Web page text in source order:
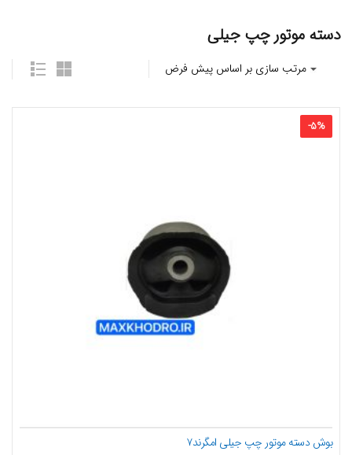
دسته موتور چپ جیلی
-5%
بوش دسته موتور چپ جیلی امگرند۷